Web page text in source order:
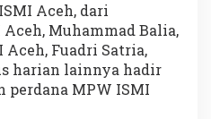
Aceh, dari
Muhammad Balia,
Aceh, Fuadri Satria,
harian lainnya hadir
perdana MPW ISMI